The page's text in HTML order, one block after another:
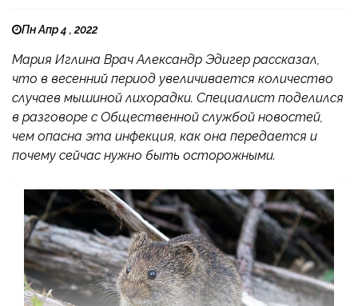
Пн Апр 4 , 2022
Мария Иглина Врач Александр Эдигер рассказал,
что в весенний период увеличивается количество
случаев мышиной лихорадки. Специалист поделился
в разговоре с Общественной службой новостей,
чем опасна эта инфекция, как она передается и
почему сейчас нужно быть осторожными.